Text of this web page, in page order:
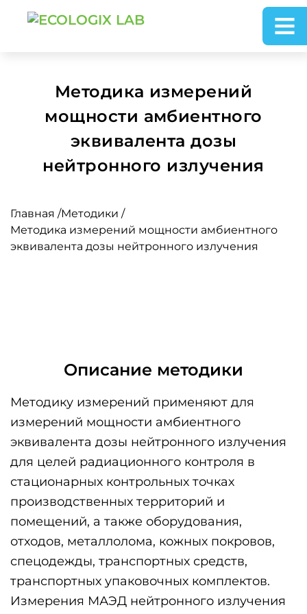
Методика измерений
мощности амбиентного
эквивалента дозы
нейтронного излучения
Главная /Методики /
Методика измерений мощности амбиентного
эквивалента дозы нейтронного излучения
Описание методики
Методику измерений применяют для
измерений мощности амбиентного
эквивалента дозы нейтронного излучения
для целей радиационного контроля в
стационарных контрольных точках
производственных территорий и
помещений, а также оборудования,
отходов, металлолома, кожных покровов,
спецодежды, транспортных средств,
транспортных упаковочных комплектов.
Измерения МАЭД нейтронного излучения